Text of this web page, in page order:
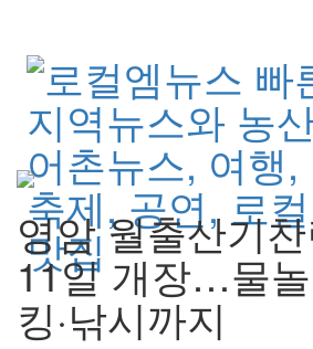
영암 월출산기
11일 개장…물놀
킹·낚시까지